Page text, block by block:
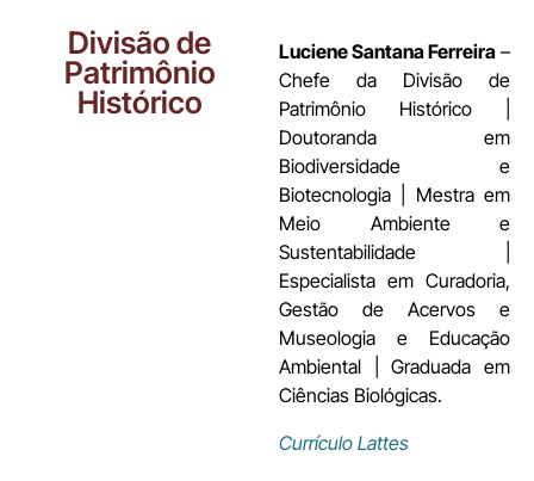
Divisão de
Patrimônio
Histórico
Luciene Santana Ferreira –
Chefe da Divisão de
Patrimônio Histórico |
Doutoranda em
Biodiversidade e
Biotecnologia | Mestra em
Meio Ambiente e
Sustentabilidade |
Especialista em Curadoria,
Gestão de Acervos e
Museologia e Educação
Ambiental | Graduada em
Ciências Biológicas.
Currículo Lattes